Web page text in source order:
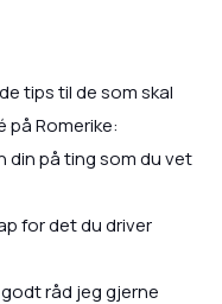
tips til de som skal
på Romerike:
din på ting som du vet
for det du driver
råd jeg gjerne